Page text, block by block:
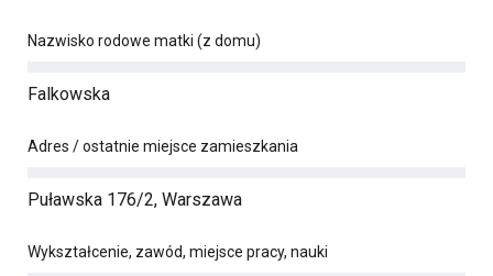
Nazwisko rodowe matki (z domu)
Falkowska
Adres / ostatnie miejsce zamieszkania
Puławska 176/2, Warszawa
Wykształcenie, zawód, miejsce pracy, nauki